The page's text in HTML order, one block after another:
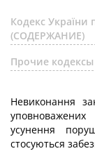
Кодекс України
(СОДЕРЖАНИЕ)
Прочие кодексы
Невиконання
уповноважених
усунення
стосуються